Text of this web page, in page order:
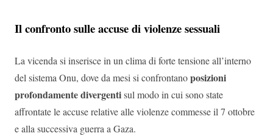
Il confronto sulle accuse di violenze sessuali
La vicenda si inserisce in un clima di forte tensione all’interno
del sistema Onu, dove da mesi si confrontanoposizioni
profondamente divergentisul modo in cui sono state
affrontate le accuse relative alle violenze commesse il 7 ottobre
e alla successiva guerra a Gaza.